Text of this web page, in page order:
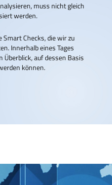
muss nicht gleich
werden.
Checks, die wir zu
Innerhalb eines Tages
auf dessen Basis
können.